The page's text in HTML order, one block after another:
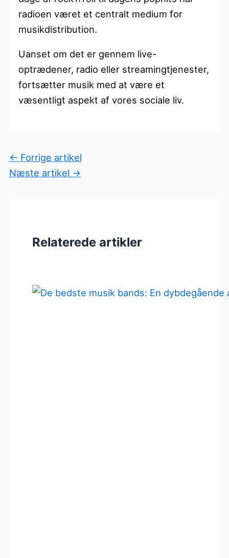
radioen været et centralt medium for
musikdistribution.
Uanset om det er gennem live-
optrædener, radio eller streamingtjenester,
fortsætter musik med at være et
væsentligt aspekt af vores sociale liv.
← Forrige artikel
Næste artikel →
Relaterede artikler